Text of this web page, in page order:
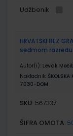
Udžbenik
HRVATSKI BEZ
sedmom
Autor(i): Levak
Nakladnik:
7030-DOM
SKU: 567337
ŠIFRA OMOTA: